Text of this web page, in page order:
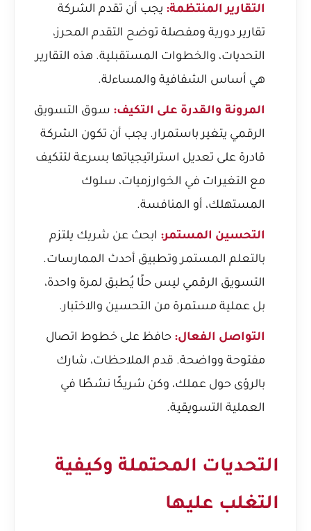
التقارير المنتظمة: يجب أن تقدم الشركة
تقارير دورية ومفصلة توضح التقدم المحرز،
التحديات، والخطوات المستقبلية. هذه التقارير
هي أساس الشفافية والمساءلة.
المرونة والقدرة على التكيف: سوق التسويق
الرقمي يتغير باستمرار. يجب أن تكون الشركة
قادرة على تعديل استراتيجياتها بسرعة لتتكيف
مع التغيرات في الخوارزميات، سلوك
المستهلك، أو المنافسة.
التحسين المستمر: ابحث عن شريك يلتزم
بالتعلم المستمر وتطبيق أحدث الممارسات.
التسويق الرقمي ليس حلًا يُطبق لمرة واحدة،
بل عملية مستمرة من التحسين والاختبار.
التواصل الفعال: حافظ على خطوط اتصال
مفتوحة وواضحة. قدم الملاحظات، شارك
بالرؤى حول عملك، وكن شريكًا نشطًا في
العملية التسويقية.
التحديات المحتملة وكيفية
التغلب عليها